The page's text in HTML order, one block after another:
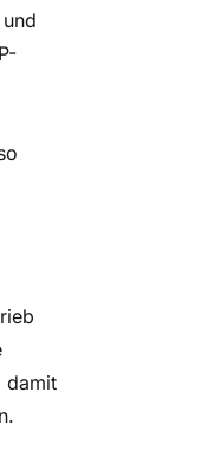
damit